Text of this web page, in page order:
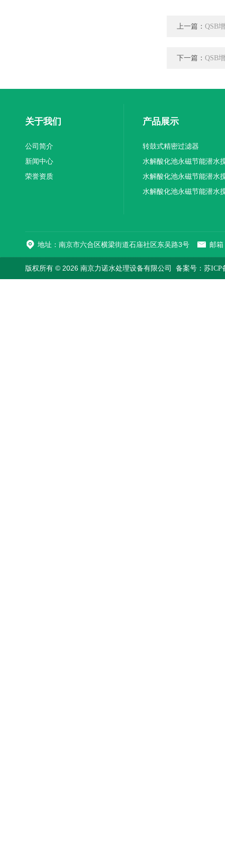
上一篇： QSB
下一篇： QSB
关于我们
公司简介
新闻中心
荣誉资质
产品展示
转鼓式精密过滤器
水解酸化池永磁节能潜水
机厂家供应
水解酸化池永磁节能潜水
机厂家直销
水解酸化池永磁节能潜水
地址：南京市六合区横梁街道石庙社区东吴路3号 邮
版权所有 © 2026 南京力诺水处理设备有限公司 备案号：苏ICP